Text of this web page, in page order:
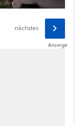
nächstes